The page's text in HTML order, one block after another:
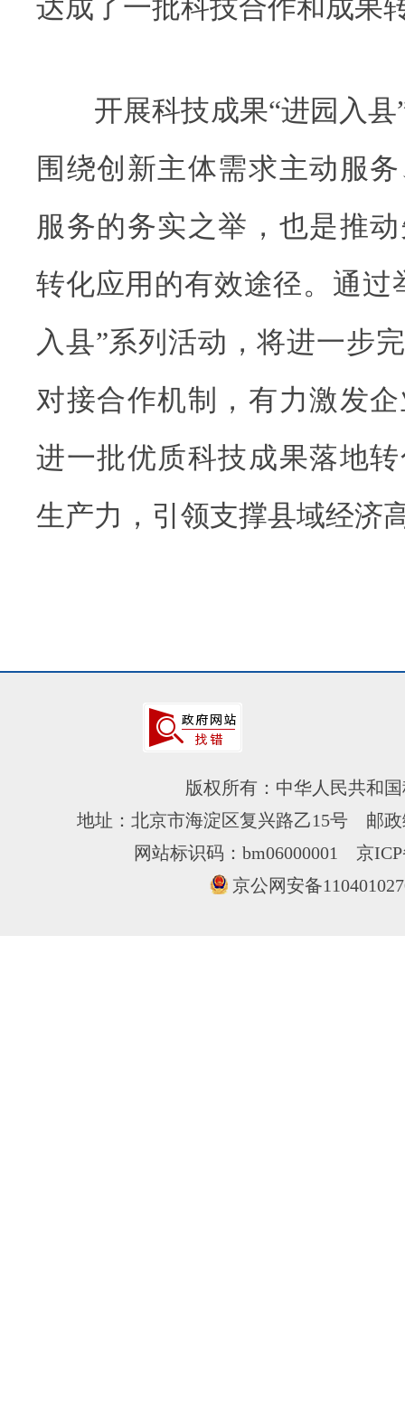
达成了一批科技合作和成果
开展科技成果“进园入县
围绕创新主体需求主动服
服务的务实之举，也是推
转化应用的有效途径。通过
入县”系列活动，将进一步
对接合作机制，有力激发
进一批优质科技成果落地
生产力，引领支撑县域经济
版权所有：中华人民共和
地址：北京市海淀区复兴路乙15号 邮
网站标识码：bm06000001 京
京公网安备